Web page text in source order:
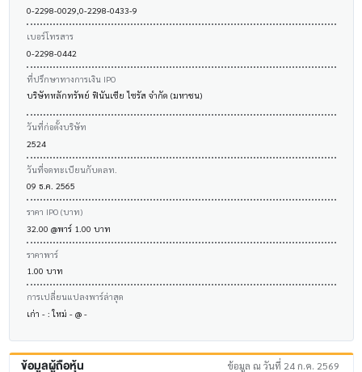
0-2298-0029,0-2298-0433-9
เบอร์โทรสาร
0-2298-0442
ที่ปรึกษาทางการเงิน IPO
บริษัทหลักทรัพย์ ฟินันเซีย ไซรัส จำกัด (มหาชน)
วันที่ก่อตั้งบริษัท
2524
วันที่จดทะเบียนกับตลท.
09 ธ.ค. 2565
ราคา IPO (บาท)
32.00 @พาร์ 1.00 บาท
ราคาพาร์
1.00 บาท
การเปลี่ยนแปลงพาร์ล่าสุด
เก่า - : ใหม่ - @ -
ข้อมูลผู้ถือหุ้น ข้อมูล ณ วันที่ 24 ก.ค. 2569